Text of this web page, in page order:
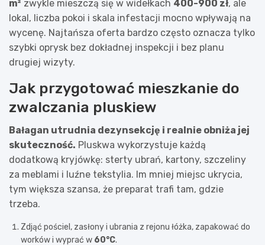
m² zwykle mieszczą się w widełkach 400-900 zł, ale
lokal, liczba pokoi i skala infestacji mocno wpływają na
wycenę. Najtańsza oferta bardzo często oznacza tylko
szybki oprysk bez dokładnej inspekcji i bez planu
drugiej wizyty.
Jak przygotować mieszkanie do
zwalczania pluskiew
Bałagan utrudnia dezynsekcję i realnie obniża jej
skuteczność. Pluskwa wykorzystuje każdą
dodatkową kryjówkę: sterty ubrań, kartony, szczeliny
za meblami i luźne tekstylia. Im mniej miejsc ukrycia,
tym większa szansa, że preparat trafi tam, gdzie
trzeba.
Zdjąć pościel, zasłony i ubrania z rejonu łóżka, zapakować do
worków i wyprać w 60°C.